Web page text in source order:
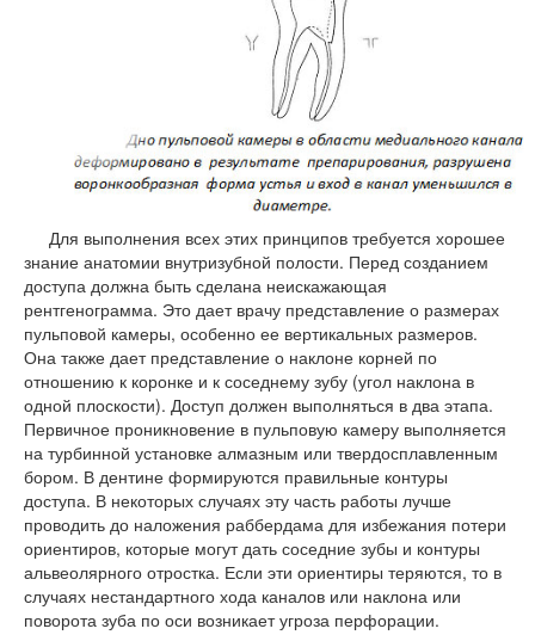
Для выполнения всех этих принципов требуется хорошее
знание анатомии внутризубной полости. Перед созданием
доступа должна быть сделана неискажающая
рентгенограмма. Это дает врачу представление о размерах
пульповой камеры, особенно ее вертикальных размеров.
Она также дает представление о наклоне корней по
отношению к коронке и к соседнему зубу (угол наклона в
одной плоскости). Доступ должен выполняться в два этапа.
Первичное проникновение в пульповую камеру выполняется
на турбинной установке алмазным или твердосплавленным
бором. В дентине формируются правильные контуры
доступа. В некоторых случаях эту часть работы лучше
проводить до наложения раббердама для избежания потери
ориентиров, которые могут дать соседние зубы и контуры
альвеолярного отростка. Если эти ориентиры теряются, то в
случаях нестандартного хода каналов или наклона или
поворота зуба по оси возникает угроза перфорации.